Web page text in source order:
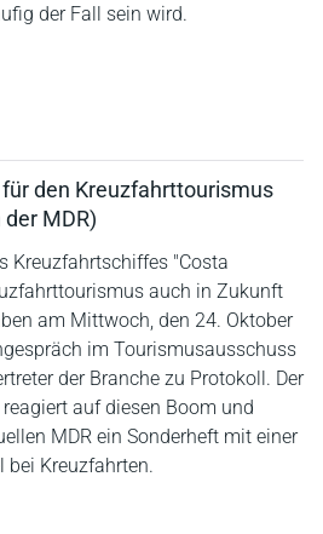
der Fall sein wird.
den Kreuzfahrttourismus
MDR)
Kreuzfahrtschiffes "Costa
auch in Zukunft
am Mittwoch, den 24. Oktober
im Tourismusausschuss
der Branche zu Protokoll. Der
auf diesen Boom und
MDR ein Sonderheft mit einer
bei Kreuzfahrten.